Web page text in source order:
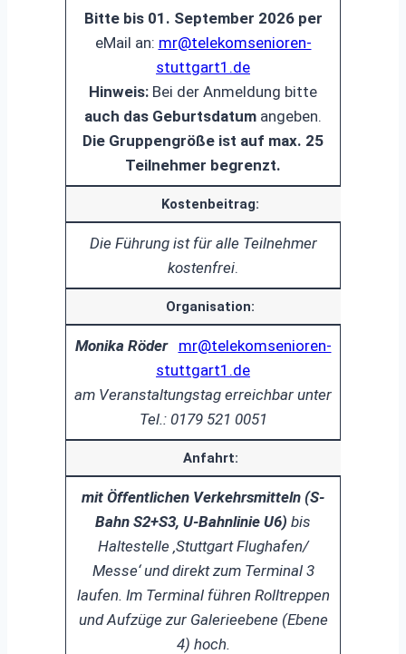
Bitte bis 01. September 2026per
eMail an: mr@telekomsenioren-
stuttgart1.de
Hinweis: Bei der Anmeldung bitte
auch das Geburtsdatum angeben.
Die Gruppengröße ist auf max. 25
Teilnehmer begrenzt.
Kostenbeitrag:
Die Führung ist für alle Teilnehmer
kostenfrei.
Organisation:
Monika Röder mr@telekomsenioren-
stuttgart1.de
am Veranstaltungstag erreichbar unter
Tel.: 0179 521 0051
Anfahrt:
mit Öffentlichen Verkehrsmitteln (S-
Bahn S2+S3, U-Bahnlinie U6) bis
Haltestelle ‚Stuttgart Flughafen/
Messe‘ und direkt zum Terminal 3
laufen. Im Terminal führen Rolltreppen
und Aufzüge zur Galerieebene (Ebene
4) hoch.